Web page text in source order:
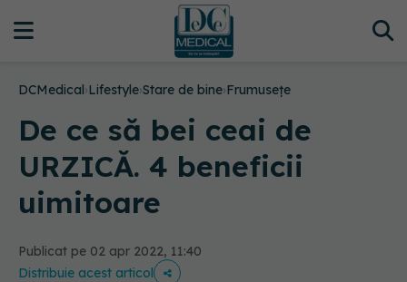
DCMedical›Lifestyle›Stare de bine›Frumusețe
De ce să bei ceai de
URZICĂ. 4 beneficii
uimitoare
Publicat pe 02 apr 2022, 11:40
Distribuie acest articol